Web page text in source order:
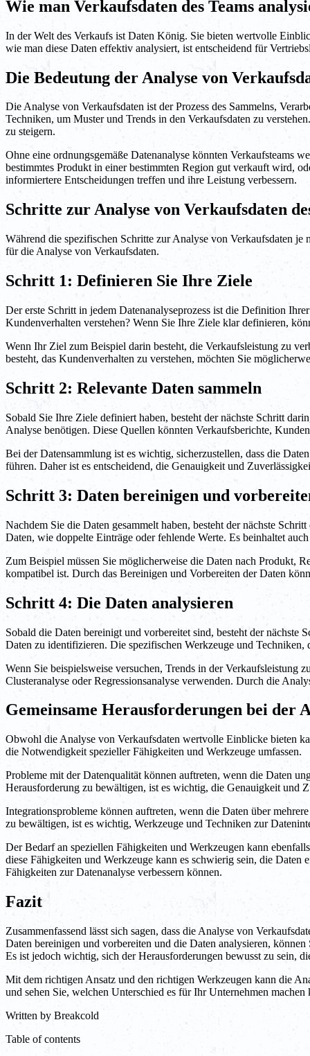
Wie man Verkaufsdaten des Teams
In der Welt des Verkaufs ist Daten König. Sie bieten wertvolle
wie man diese Daten effektiv analysiert, ist entscheidend für
Die Bedeutung der Analyse von
Die Analyse von Verkaufsdaten ist der Prozess des Sammelns,
Techniken, um Muster und Trends in den Verkaufsdaten zu
zu steigern.
Ohne eine ordnungsgemäße Datenanalyse könnten Verkaufsteams
bestimmtes Produkt in einer bestimmten Region gut verkauft wird,
informiertere Entscheidungen treffen und ihre Leistung verbessern.
Schritte zur Analyse von Verkaufsdaten
Während die spezifischen Schritte zur Analyse von Verkaufsdaten
für die Analyse von Verkaufsdaten.
Schritt 1: Definieren Sie Ihre Ziele
Der erste Schritt in jedem Datenanalyseprozess ist die Definition
Kundenverhalten verstehen? Wenn Sie Ihre Ziele klar definieren,
Wenn Ihr Ziel zum Beispiel darin besteht, die Verkaufsleistung zu
besteht, das Kundenverhalten zu verstehen, möchten Sie
Schritt 2: Relevante Daten sammeln
Sobald Sie Ihre Ziele definiert haben, besteht der nächste Schritt
Analyse benötigen. Diese Quellen könnten Verkaufsberichte,
Bei der Datensammlung ist es wichtig, sicherzustellen, dass die
führen. Daher ist es entscheidend, die Genauigkeit und
Schritt 3: Daten bereinigen und
Nachdem Sie die Daten gesammelt haben, besteht der nächste
Daten, wie doppelte Einträge oder fehlende Werte. Es beinhaltet
Zum Beispiel müssen Sie möglicherweise die Daten nach Produkt,
kompatibel ist. Durch das Bereinigen und Vorbereiten der Daten
Schritt 4: Die Daten analysieren
Sobald die Daten bereinigt und vorbereitet sind, besteht der nächste
Daten zu identifizieren. Die spezifischen Werkzeuge und
Wenn Sie beispielsweise versuchen, Trends in der Verkaufsleistung
Clusteranalyse oder Regressionsanalyse verwenden. Durch die
Gemeinsame Herausforderungen bei der
Obwohl die Analyse von Verkaufsdaten wertvolle Einblicke bieten
die Notwendigkeit spezieller Fähigkeiten und Werkzeuge umfassen.
Probleme mit der Datenqualität können auftreten, wenn die Daten
Herausforderung zu bewältigen, ist es wichtig, die Genauigkeit und
Integrationsprobleme können auftreten, wenn die Daten über
zu bewältigen, ist es wichtig, Werkzeuge und Techniken zur
Der Bedarf an speziellen Fähigkeiten und Werkzeugen kann
diese Fähigkeiten und Werkzeuge kann es schwierig sein, die
Fähigkeiten zur Datenanalyse verbessern können.
Fazit
Zusammenfassend lässt sich sagen, dass die Analyse von
Daten bereinigen und vorbereiten und die Daten analysieren,
Es ist jedoch wichtig, sich der Herausforderungen bewusst zu sein,
Mit dem richtigen Ansatz und den richtigen Werkzeugen kann die
und sehen Sie, welchen Unterschied es für Ihr Unternehmen machen
Written by Breakcold
Table of contents